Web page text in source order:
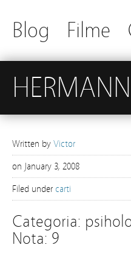
Blog Filme
Written by Victor
on January 3, 2008
Filed under carti
Categoria:
Nota: 9